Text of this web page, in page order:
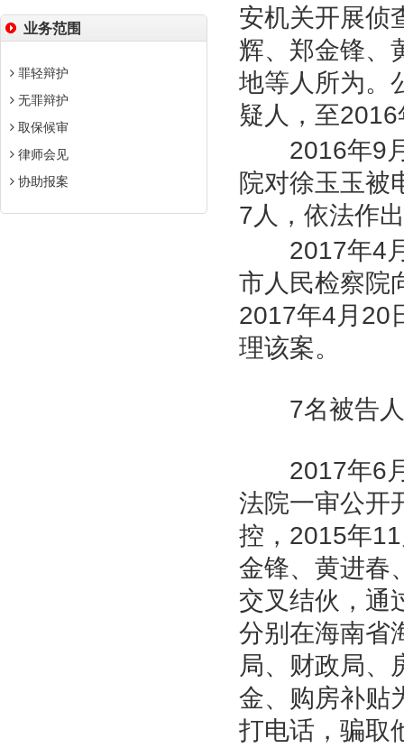
业务范围
罪轻辩护
无罪辩护
取保候审
律师会见
协助报案
安机关开展侦
辉、郑金锋、
地等人所为。
疑人，至2016
2016年9
院对徐玉玉被
7人，依法作
2017年4
市人民检察院
2017年4月 20
理该案。
7名被告
2017年6
法院一审公开
控， 2015年11
金锋、黄进春
交叉结伙，通
分别在海南省
局、财政局、
金、购房补贴
打电话，骗取